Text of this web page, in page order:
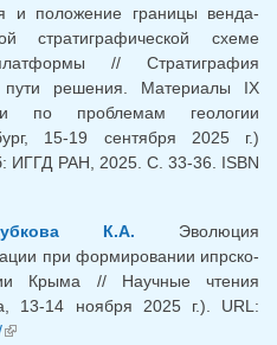
и положение границы венда-
стратиграфической схеме
// Стратиграфия
решения. Материалы IX
по проблемам геологии
15-19 сентября 2025 г.)
ИГГД РАН, 2025. С. 33-36. ISBN
К.А. Эволюция
при формировании ипрско-
Крыма // Научные чтения
13-14 ноября 2025 г.). URL:
(link is external)